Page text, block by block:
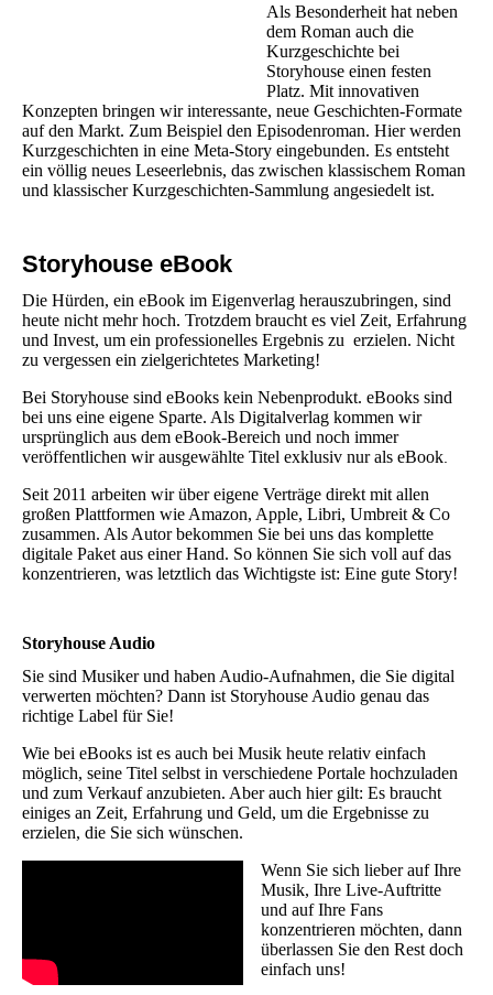
Als Besonderheit hat neben
dem Roman auch die
Kurzgeschichte bei
Storyhouse einen festen
Platz. Mit innovativen
Konzepten bringen wir interessante, neue Geschichten-Formate
auf den Markt. Zum Beispiel den Episodenroman. Hier werden
Kurzgeschichten in eine Meta-Story eingebunden. Es entsteht
ein völlig neues Leseerlebnis, das zwischen klassischem Roman
und klassischer Kurzgeschichten-Sammlung angesiedelt ist.
Storyhouse eBook
Die Hürden, ein eBook im Eigenverlag herauszubringen, sind
heute nicht mehr hoch. Trotzdem braucht es viel Zeit, Erfahrung
und Invest, um ein professionelles Ergebnis zu erzielen. Nicht
zu vergessen ein zielgerichtetes Marketing!
Bei Storyhouse sind eBooks kein Nebenprodukt. eBooks sind
bei uns eine eigene Sparte. Als Digitalverlag kommen wir
ursprünglich aus dem eBook-Bereich und noch immer
veröffentlichen wir ausgewählte Titel exklusiv nur als eBook
Seit 2011 arbeiten wir über eigene Verträge direkt mit allen
großen Plattformen wie Amazon, Apple, Libri, Umbreit & Co
zusammen. Als Autor bekommen Sie bei uns das komplette
digitale Paket aus einer Hand. So können Sie sich voll auf das
konzentrieren, was letztlich das Wichtigste ist: Eine gute Story!
Storyhouse Audio
Sie sind Musiker und haben Audio-Aufnahmen, die Sie digital
verwerten möchten? Dann ist Storyhouse Audio genau das
richtige Label für Sie!
Wie bei eBooks ist es auch bei Musik heute relativ einfach
möglich, seine Titel selbst in verschiedene Portale hochzuladen
und zum Verkauf anzubieten. Aber auch hier gilt: Es braucht
einiges an Zeit, Erfahrung und Geld, um die Ergebnisse zu
erzielen, die Sie sich wünschen.
Wenn Sie sich lieber auf Ihre
Musik, Ihre Live-Auftritte
und auf Ihre Fans
konzentrieren möchten, dann
überlassen Sie den Rest doch
einfach uns!